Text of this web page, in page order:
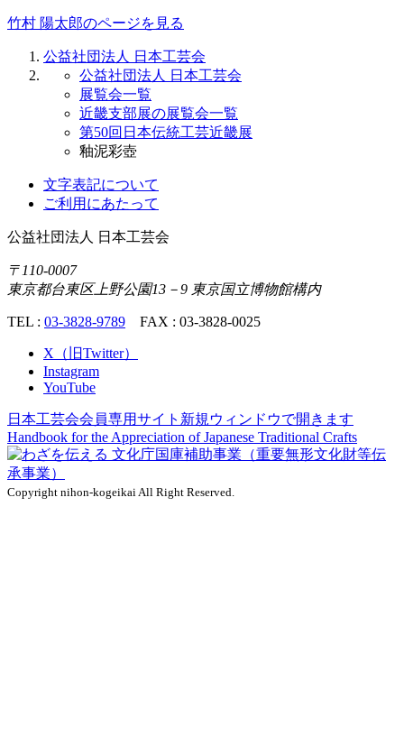
竹村 陽太郎のページを見る
公益社団法人 日本工芸会
公益社団法人 日本工芸会
展覧会一覧
近畿支部展の展覧会一覧
第50回日本伝統工芸近畿展
釉泥彩壺
文字表記について
ご利用にあたって
公益社団法人 日本工芸会
〒110-0007
東京都台東区上野公園13－9 東京国立博物館構内
TEL : 03-3828-9789 FAX : 03-3828-0025
X（旧Twitter）
Instagram
YouTube
日本工芸会会員専用サイト 新規ウィンドウで開きます
Handbook for the Appreciation ofJapanese Traditional Crafts
Copyright nihon-kogeikai All Right Reserved.